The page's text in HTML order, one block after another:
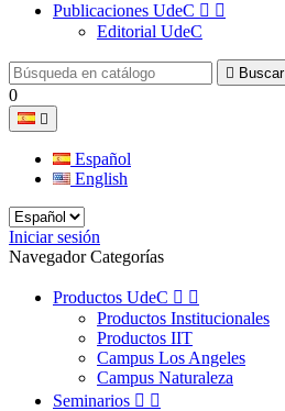
Publicaciones UdeC  
Editorial UdeC
 Buscar
0

Español
English
Iniciar sesión
Navegador Categorías
Productos UdeC  
Productos Institucionales
Productos IIT
Campus Los Angeles
Campus Naturaleza
Seminarios  